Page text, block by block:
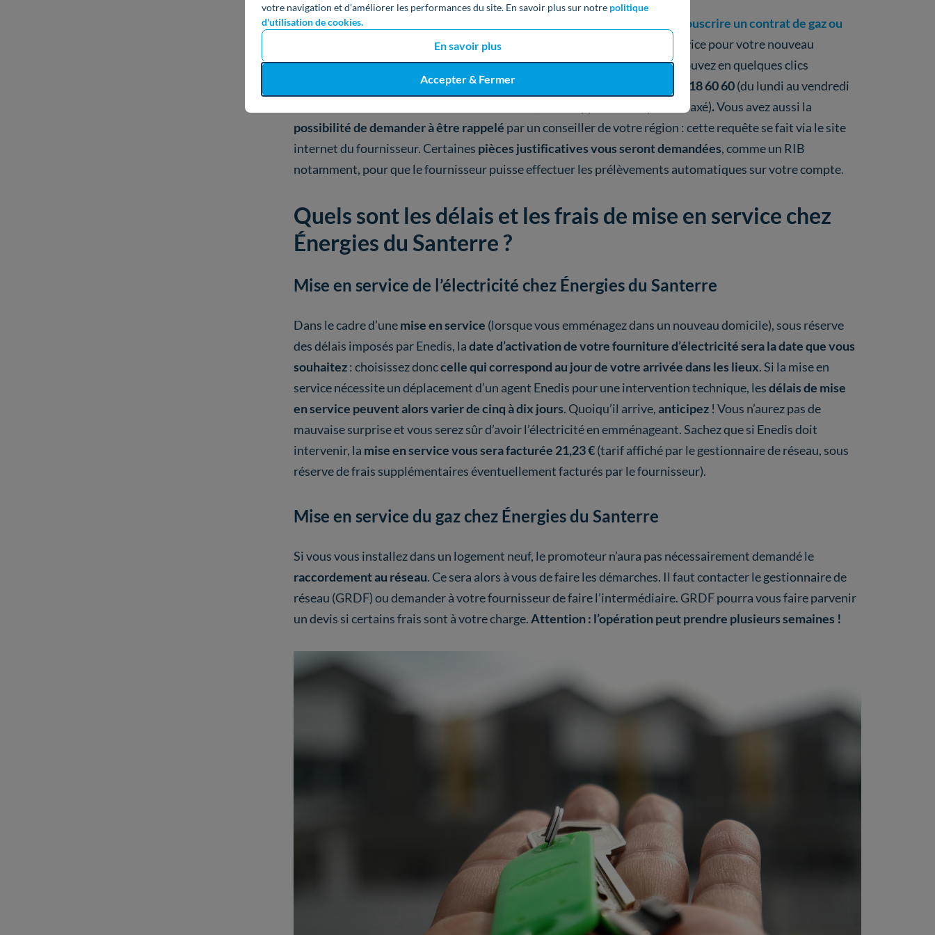
votre navigation et d’améliorer les performances du site. En savoir plus sur notre politique
d'utilisation de cookies.
En savoir plus
Accepter & Fermer
Si, en revanche,
souscrire un contrat de gaz ou
(ou les deux selon vos besoins)
et demander une mise en service pour votre nouveau
logement. Pensez à biencomparer les offresavant de vous lancer ! Vous pouvez en quelques clics
ou bienappeler le service client d’Hello Watt au 09 75 18 60 60(du lundi au vendredi
de 8h00 à 21h00 et le samedi de 9h00 à 19h00, votre appel ne sera pas surtaxé).Vous avez aussi la
possibilité de demander à être rappelé par un conseiller de votre région : cette requête se fait via le site
internet du fournisseur. Certaines pièces justificatives vous seront demandées, comme un RIB
notamment, pour que le fournisseur puisse effectuer les prélèvements automatiques sur votre compte.
Quels sont les délais et les frais de mise en service chez
Énergies du Santerre ?
Mise en service de l’électricité chez Énergies du Santerre
Dans le cadre d’unemise en service (lorsque vous emménagez dans un nouveau domicile), sous réserve
des délais imposés par Enedis, ladate d’activation de votre fourniture d’électricité sera la date que vous
souhaitez: choisissez donccelle qui correspond au jour de votre arrivée dans les lieux. Si la mise en
service nécessite un déplacement d’un agent Enedis pour une intervention technique, lesdélais de mise
en service peuvent alors varier de cinq à dix jours. Quoiqu’il arrive,anticipez! Vous n’aurez pas de
mauvaise surprise et vous serez sûr d’avoir l’électricité en emménageant. Sachez que si Enedis doit
intervenir, la mise en service vous sera facturée 21,23 €(tarif affiché par le gestionnaire de réseau, sous
réserve de frais supplémentaires éventuellement facturés par le fournisseur).
Mise en service du gaz chez Énergies du Santerre
Si vous vous installez dans un logement neuf, le promoteur n’aura pas nécessairement demandé le
raccordement au réseau. Ce sera alors à vous de faire les démarches. Il faut contacter le gestionnaire de
réseau (GRDF) ou demander à votre fournisseur de faire l’intermédiaire. GRDF pourra vous faire parvenir
un devis si certains frais sont à votre charge.Attention : l’opération peut prendre plusieurs semaines !